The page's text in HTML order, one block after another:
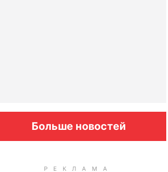
Больше новостей